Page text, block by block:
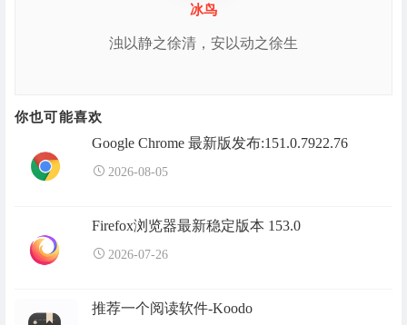
冰鸟
浊以静之徐清，安以动之徐生
你也可能喜欢
Google Chrome 最新版发布:151.0.7922.76
2026-08-05
Firefox浏览器最新稳定版本 153.0
2026-07-26
推荐一个阅读软件-Koodo